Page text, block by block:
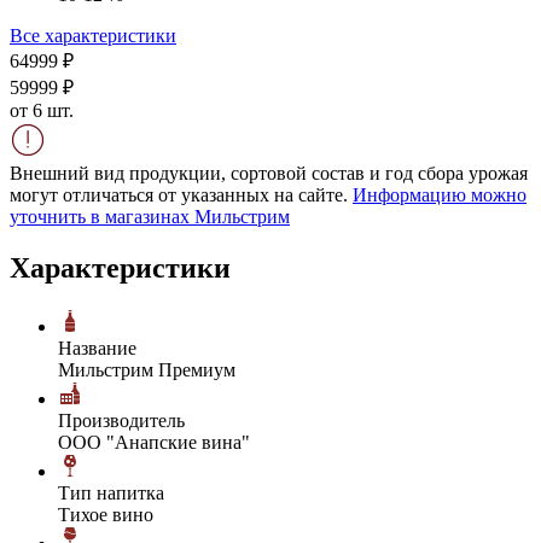
Все характеристики
64999 ₽
59999 ₽
от 6 шт.
Внешний вид продукции, сортовой состав и год сбора урожая
могут отличаться от указанных на сайте. Информацию можно
уточнить в магазинах Мильстрим
Характеристики
Название
Мильстрим Премиум
Производитель
ООО "Анапские вина"
Тип напитка
Тихое вино